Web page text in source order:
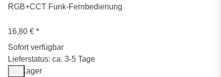
RGB+CCT Funk-Fernbedienung
16,80 € *
Sofort verfügbar
Lieferstatus: ca. 3-5 Tage
Auf Lager